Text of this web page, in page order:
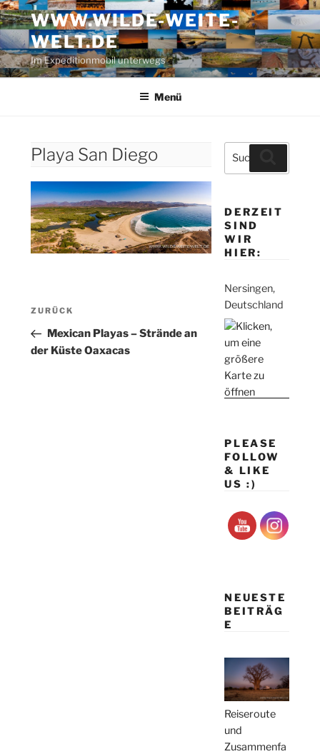
Zum
Inhalt
springen
WWW.WILDE-WEITE-
WELT.DE
Im Expeditionmobil unterwegs
Menü
Playa San Diego
Beitragsnavigation
Vorheriger
Beitrag
ZURÜCK
Mexican Playas – Strände an
der Küste Oaxacas
Suche
nach:
DERZEIT
SIND
WIR
HIER:
Nersingen,
Deutschland
PLEASE
FOLLOW
& LIKE
US :)
NEUESTE
BEITRÄG
E
Reiseroute
und
Zusammenfa